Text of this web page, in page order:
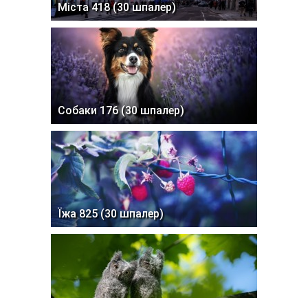
Міста 418 (30 шпалер)
Собаки 176 (30 шпалер)
Їжа 825 (30 шпалер)